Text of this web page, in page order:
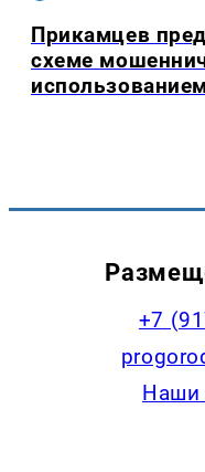
Прикамцев
схеме
+7
Наши